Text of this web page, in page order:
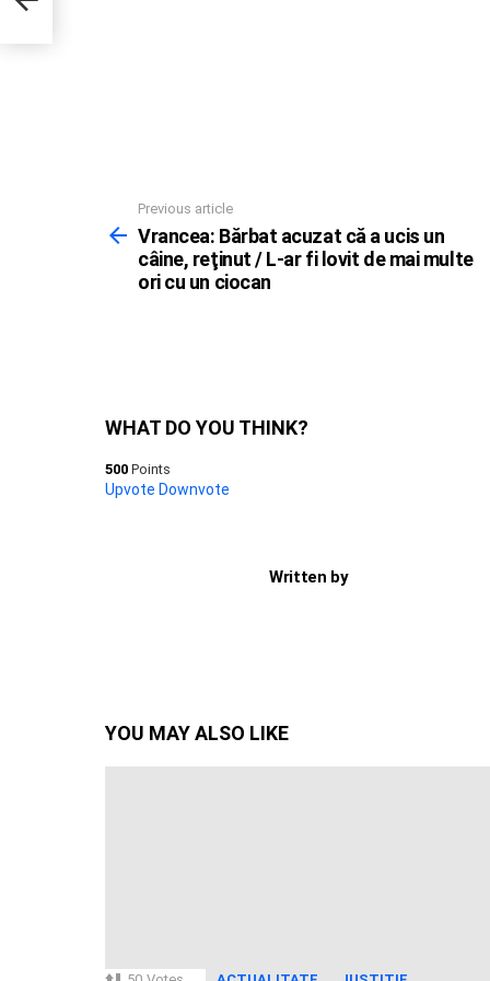
more
Previous article
Vrancea: Bărbat acuzat că a ucis un
câine, reţinut / L-ar fi lovit de mai multe
ori cu un ciocan
WHAT DO YOU THINK?
500 Points
Upvote Downvote
Written by
YOU MAY ALSO LIKE